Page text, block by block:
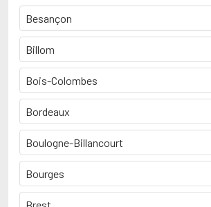
Besançon
Billom
Bois-Colombes
Bordeaux
Boulogne-Billancourt
Bourges